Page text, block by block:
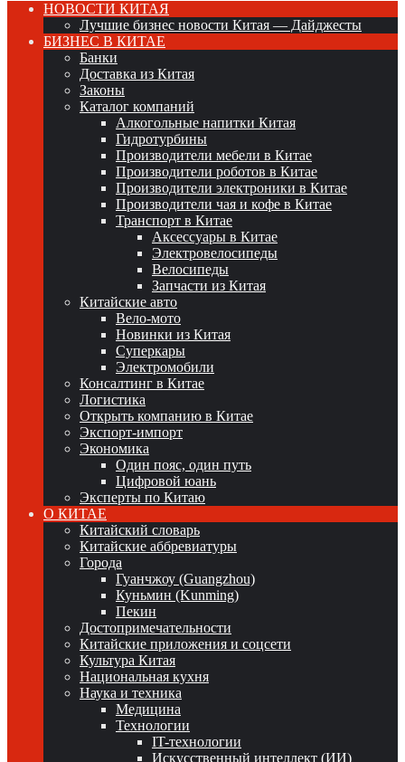
НОВОСТИ КИТАЯ
Лучшие бизнес новости Китая — Дайджесты
БИЗНЕС В КИТАЕ
Банки
Доставка из Китая
Законы
Каталог компаний
Алкогольные напитки Китая
Гидротурбины
Производители мебели в Китае
Производители роботов в Китае
Производители электроники в Китае
Производители чая и кофе в Китае
Транспорт в Китае
Аксессуары в Китае
Электровелосипеды
Велосипеды
Запчасти из Китая
Китайские авто
Вело-мото
Новинки из Китая
Суперкары
Электромобили
Консалтинг в Китае
Логистика
Открыть компанию в Китае
Экспорт-импорт
Экономика
Один пояс, один путь
Цифровой юань
Эксперты по Китаю
О КИТАЕ
Китайский словарь
Китайские аббревиатуры
Города
Гуанчжоу (Guangzhou)
Куньмин (Kunming)
Пекин
Достопримечательности
Китайские приложения и соцсети
Культура Китая
Национальная кухня
Наука и техника
Медицина
Технологии
IT-технологии
Искусственный интеллект (ИИ)